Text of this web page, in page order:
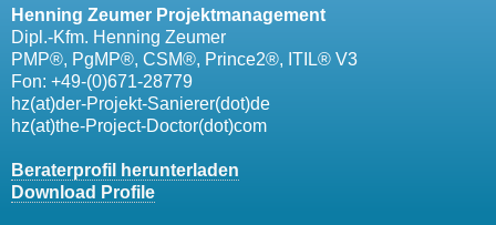
Henning Zeumer Projektmanagement
Dipl.-Kfm. Henning Zeumer
PMP®, PgMP®, CSM®, Prince2®, ITIL® V3
Fon: +49-(0)671-28779
hz(at)der-Projekt-Sanierer(dot)de
hz(at)the-Project-Doctor(dot)com
Beraterprofil herunterladen
Download Profile